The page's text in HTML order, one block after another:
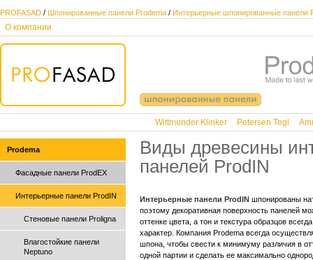
PROFASAD / Шпонированные панели Prodema / Интерьерные шпонированные панели
О компании
Wittmunder Klinker Petersen Tegl
Prodema
Фасадные панели ProdEX
Интерьерные панели ProdIN
Стеновые панели Proligna
Влагостойкие панели
Neptuno
Виды древесины
панелей ProdIN
Интерьерные панели ProdIN шпонированы
поэтому декоративная поверхность панелей
оттенке цвета, а тон и текстура образцов
характер. Компания Prodema всегда
шпона, чтобы свести к минимуму различия в
одной партии и сделать ее максимально